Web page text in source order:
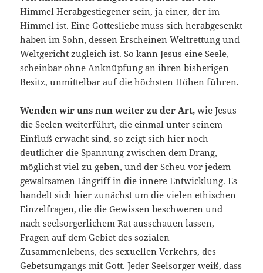
Himmel Herabgestiegener sein, ja einer, der im
Himmel ist. Eine Gottesliebe muss sich herabgesenkt
haben im Sohn, dessen Erscheinen Weltrettung und
Weltgericht zugleich ist. So kann Jesus eine Seele,
scheinbar ohne Anknüpfung an ihren bisherigen
Besitz, unmittelbar auf die höchsten Höhen führen.
Wenden wir uns nun weiter zu der Art, wie Jesus
die Seelen weiterführt, die einmal unter seinem
Einfluß erwacht sind, so zeigt sich hier noch
deutlicher die Spannung zwischen dem Drang,
möglichst viel zu geben, und der Scheu vor jedem
gewaltsamen Eingriff in die innere Entwicklung. Es
handelt sich hier zunächst um die vielen ethischen
Einzelfragen, die die Gewissen beschweren und
nach seelsorgerlichem Rat ausschauen lassen,
Fragen auf dem Gebiet des sozialen
Zusammenlebens, des sexuellen Verkehrs, des
Gebetsumgangs mit Gott. Jeder Seelsorger weiß, dass